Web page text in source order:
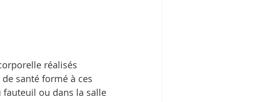
réalisés
santé formé à ces
ou dans la salle